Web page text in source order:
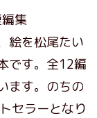
集
絵を松尾たい
です。全12編
ます。のちの
セラーとなり